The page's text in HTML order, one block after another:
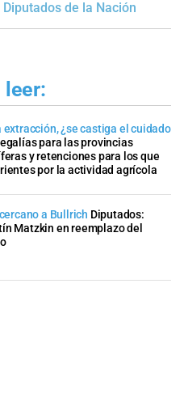
de la Nación
leer:
extracción, ¿se castiga el cuidado
para las provincias
y retenciones para los que
por la actividad agrícola
a Bullrich Diputados:
Matzkin en reemplazo del